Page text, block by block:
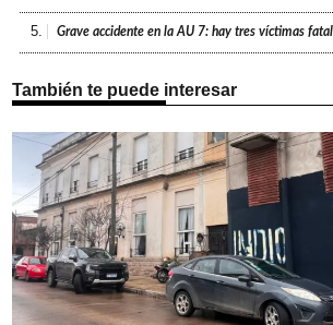
5. Grave accidente en la AU 7: hay tres víctimas
También te puede interesar